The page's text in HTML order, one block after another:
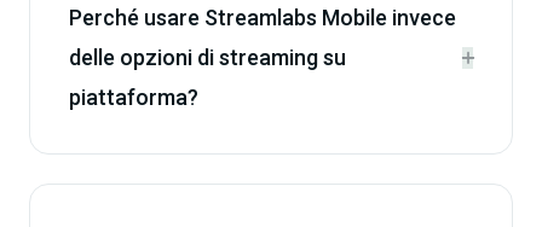
Perché usare Streamlabs Mobile invece
delle opzioni di streaming su
piattaforma?

